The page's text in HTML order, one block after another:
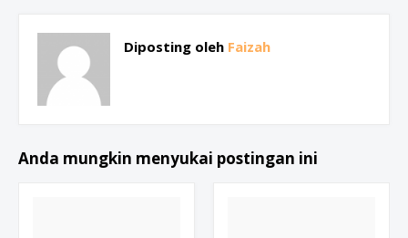
Diposting oleh Faizah
Anda mungkin menyukai postingan ini